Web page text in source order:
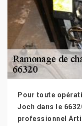
Pour toute
Joch dans le
professionnel